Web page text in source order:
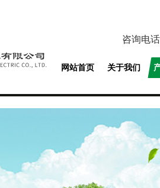
咨询电
网站首页 关于我们